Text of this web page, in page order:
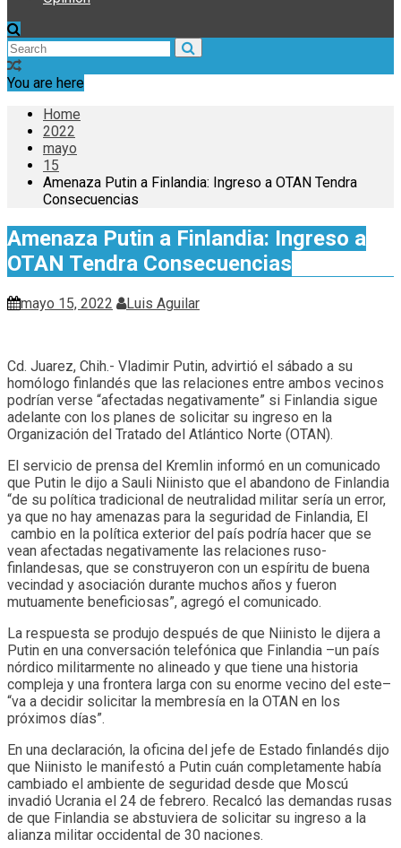
You are here
Home
2022
mayo
15
Amenaza Putin a Finlandia: Ingreso a OTAN Tendra
Consecuencias
Amenaza Putin a Finlandia: Ingreso a
OTAN Tendra Consecuencias
mayo 15, 2022 Luis Aguilar
Cd. Juarez, Chih.- Vladimir Putin, advirtió el sábado a su
homólogo finlandés que las relaciones entre ambos vecinos
podrían verse “afectadas negativamente” si Finlandia sigue
adelante con los planes de solicitar su ingreso en la
Organización del Tratado del Atlántico Norte (OTAN).
El servicio de prensa del Kremlin informó en un comunicado
que Putin le dijo a Sauli Niinisto que el abandono de Finlandia
“de su política tradicional de neutralidad militar sería un error,
ya que no hay amenazas para la seguridad de Finlandia, El
cambio en la política exterior del país podría hacer que se
vean afectadas negativamente las relaciones ruso-
finlandesas, que se construyeron con un espíritu de buena
vecindad y asociación durante muchos años y fueron
mutuamente beneficiosas”, agregó el comunicado.
La respuesta se produjo después de que Niinisto le dijera a
Putin en una conversación telefónica que Finlandia –un país
nórdico militarmente no alineado y que tiene una historia
compleja y una frontera larga con su enorme vecino del este–
“va a decidir solicitar la membresía en la OTAN en los
próximos días”.
En una declaración, la oficina del jefe de Estado finlandés dijo
que Niinisto le manifestó a Putin cuán completamente había
cambiado el ambiente de seguridad desde que Moscú
invadió Ucrania el 24 de febrero. Recalcó las demandas rusas
de que Finlandia se abstuviera de solicitar su ingreso a la
alianza militar occidental de 30 naciones.